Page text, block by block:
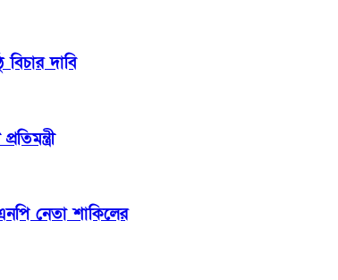
দাবি
নেতা শাকিলের